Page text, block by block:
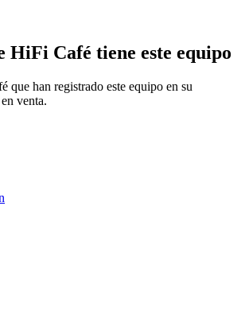
HiFi Café tiene este equipo
que han registrado este equipo en su
venta.